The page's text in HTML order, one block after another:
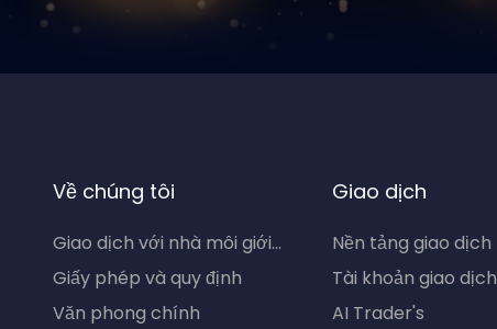
Về chúng tôi
Giao dịch với nhà môi giới...
Giấy phép và quy định
Văn phong chính
Giao dịch
Nền tảng giao dịch
Tài khoản giao dịch
AI Trader's